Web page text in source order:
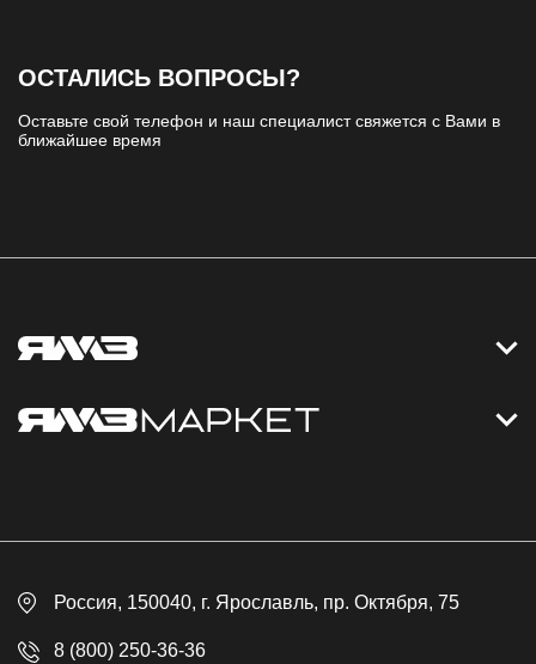
ОСТАЛИСЬ ВОПРОСЫ?
Оставьте свой телефон и наш специалист свяжется с Вами в
ближайшее время
Контакты
Доставка
Контакты
Россия, 150040, г. Ярославль, пр. Октября, 75
8 (800) 250-36-36